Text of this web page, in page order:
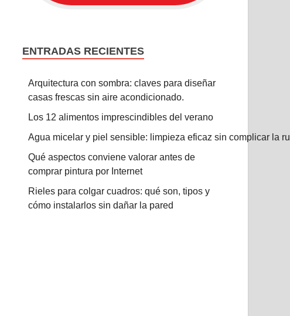
ENTRADAS RECIENTES
Arquitectura con sombra: claves para diseñar
casas frescas sin aire acondicionado.
Los 12 alimentos imprescindibles del verano
Agua micelar y piel sensible: limpieza eficaz sin complicar la
Qué aspectos conviene valorar antes de
comprar pintura por Internet
Rieles para colgar cuadros: qué son, tipos y
cómo instalarlos sin dañar la pared